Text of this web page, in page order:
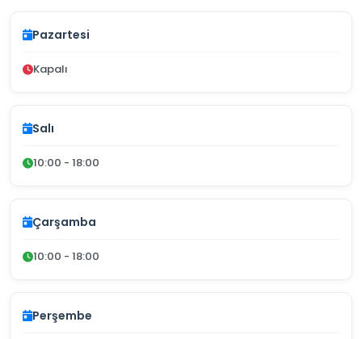
Pazartesi
Kapalı
Salı
10:00 - 18:00
Çarşamba
10:00 - 18:00
Perşembe